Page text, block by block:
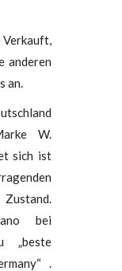
anderen
an.
W.
sich ist
bei
„beste
.